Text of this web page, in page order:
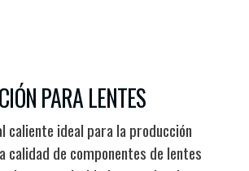
PARA LENTES
caliente ideal para la producción
calidad de componentes de lentes